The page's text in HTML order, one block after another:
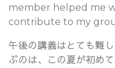
member helped me
contribute to my
午後の講義はとても難
ぶのは、この夏が初め